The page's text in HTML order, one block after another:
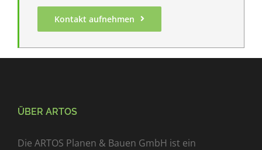
Kontakt aufnehmen
ÜBER ARTOS
Die ARTOS Planen & Bauen GmbH ist ein